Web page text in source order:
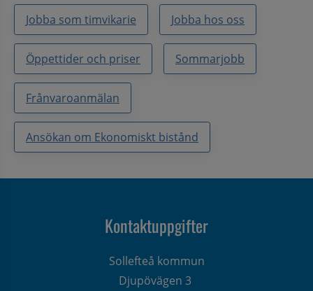
Jobba som timvikarie Jobba hos oss
Öppettider och priser Sommarjobb
Frånvaroanmälan
Ansökan om Ekonomiskt bistånd
Kontaktuppgifter
Sollefteå kommun
Djupövägen 3